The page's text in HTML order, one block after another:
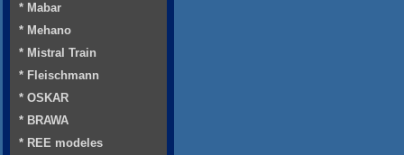
* Mabar
* Mehano
* Mistral Train
* Fleischmann
* OSKAR
* BRAWA
* REE modeles